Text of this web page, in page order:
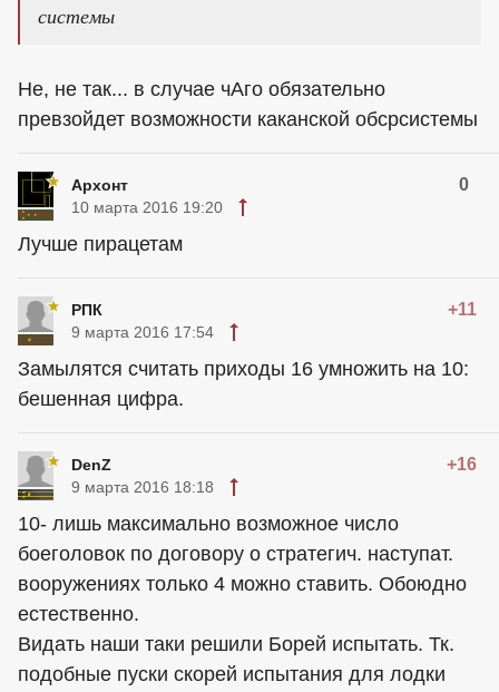
системы
Не, не так... в случае чАго обязательно
превзойдет возможности каканской обсрсистемы
Архонт 0
10 марта 2016 19:20
Лучше пирацетам
РПК +11
9 марта 2016 17:54
Замылятся считать приходы 16 умножить на 10:
бешенная цифра.
DenZ +16
9 марта 2016 18:18
10- лишь максимально возможное число
боеголовок по договору о стратегич. наступат.
вооружениях только 4 можно ставить. Обоюдно
естественно.
Видать наши таки решили Борей испытать. Тк.
подобные пуски скорей испытания для лодки